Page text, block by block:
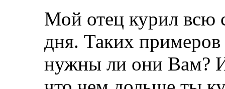
Мой отец курил всю
дня. Таких
нужны ли они Вам?